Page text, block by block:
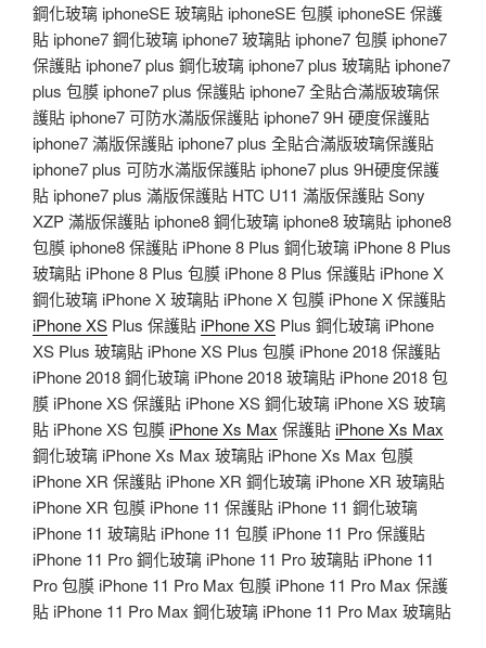
鋼化玻璃 iphoneSE 玻璃貼 iphoneSE 包膜 iphoneSE 保護
貼 iphone7 鋼化玻璃 iphone7 玻璃貼 iphone7 包膜 iphone7
保護貼 iphone7 plus 鋼化玻璃 iphone7 plus 玻璃貼 iphone7
plus 包膜 iphone7 plus 保護貼 iphone7 全貼合滿版玻璃保
護貼 iphone7 可防水滿版保護貼 iphone7 9H 硬度保護貼
iphone7 滿版保護貼 iphone7 plus 全貼合滿版玻璃保護貼
iphone7 plus 可防水滿版保護貼 iphone7 plus 9H硬度保護
貼 iphone7 plus 滿版保護貼 HTC U11 滿版保護貼 Sony
XZP 滿版保護貼 iphone8 鋼化玻璃 iphone8 玻璃貼 iphone8
包膜 iphone8 保護貼 iPhone 8 Plus 鋼化玻璃 iPhone 8 Plus
玻璃貼 iPhone 8 Plus 包膜 iPhone 8 Plus 保護貼 iPhone X
鋼化玻璃 iPhone X 玻璃貼 iPhone X 包膜 iPhone X 保護貼
iPhone XS Plus 保護貼iPhone XS Plus 鋼化玻璃 iPhone
XS Plus 玻璃貼 iPhone XS Plus 包膜 iPhone 2018 保護貼
iPhone 2018 鋼化玻璃 iPhone 2018 玻璃貼 iPhone 2018 包
膜 iPhone XS 保護貼 iPhone XS 鋼化玻璃 iPhone XS 玻璃
貼 iPhone XS 包膜iPhone Xs Max 保護貼iPhone Xs Max
鋼化玻璃 iPhone Xs Max 玻璃貼 iPhone Xs Max 包膜
iPhone XR 保護貼 iPhone XR 鋼化玻璃 iPhone XR 玻璃貼
iPhone XR 包膜 iPhone 11 保護貼 iPhone 11 鋼化玻璃
iPhone 11 玻璃貼 iPhone 11 包膜 iPhone 11 Pro 保護貼
iPhone 11 Pro 鋼化玻璃 iPhone 11 Pro 玻璃貼 iPhone 11
Pro 包膜 iPhone 11 Pro Max 包膜 iPhone 11 Pro Max 保護
貼 iPhone 11 Pro Max 鋼化玻璃 iPhone 11 Pro Max 玻璃貼